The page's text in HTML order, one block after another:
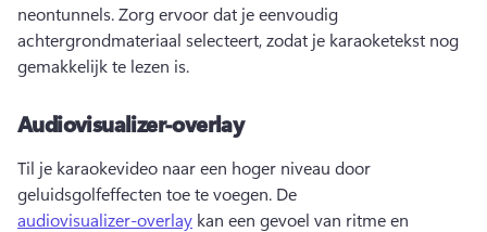
neontunnels. Zorg ervoor dat je eenvoudig
achtergrondmateriaal selecteert, zodat je karaoketekst nog
gemakkelijk te lezen is.
Audiovisualizer-overlay
Til je karaokevideo naar een hoger niveau door
geluidsgolfeffecten toe te voegen. De
audiovisualizer-overlay kan een gevoel van ritme en